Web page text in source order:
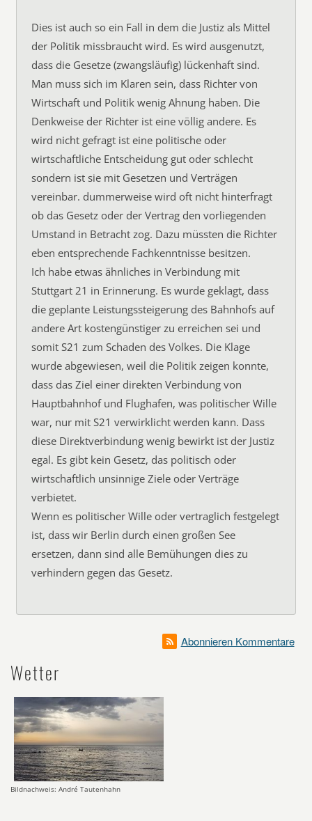
Dies ist auch so ein Fall in dem die Justiz als Mittel
der Politik missbraucht wird. Es wird ausgenutzt,
dass die Gesetze (zwangsläufig) lückenhaft sind.
Man muss sich im Klaren sein, dass Richter von
Wirtschaft und Politik wenig Ahnung haben. Die
Denkweise der Richter ist eine völlig andere. Es
wird nicht gefragt ist eine politische oder
wirtschaftliche Entscheidung gut oder schlecht
sondern ist sie mit Gesetzen und Verträgen
vereinbar. dummerweise wird oft nicht hinterfragt
ob das Gesetz oder der Vertrag den vorliegenden
Umstand in Betracht zog. Dazu müssten die Richter
eben entsprechende Fachkenntnisse besitzen.
Ich habe etwas ähnliches in Verbindung mit
Stuttgart 21 in Erinnerung. Es wurde geklagt, dass
die geplante Leistungssteigerung des Bahnhofs auf
andere Art kostengünstiger zu erreichen sei und
somit S21 zum Schaden des Volkes. Die Klage
wurde abgewiesen, weil die Politik zeigen konnte,
dass das Ziel einer direkten Verbindung von
Hauptbahnhof und Flughafen, was politischer Wille
war, nur mit S21 verwirklicht werden kann. Dass
diese Direktverbindung wenig bewirkt ist der Justiz
egal. Es gibt kein Gesetz, das politisch oder
wirtschaftlich unsinnige Ziele oder Verträge
verbietet.
Wenn es politischer Wille oder vertraglich festgelegt
ist, dass wir Berlin durch einen großen See
ersetzen, dann sind alle Bemühungen dies zu
verhindern gegen das Gesetz.
Abonnieren Kommentare
Wetter
Bildnachweis: André Tautenhahn